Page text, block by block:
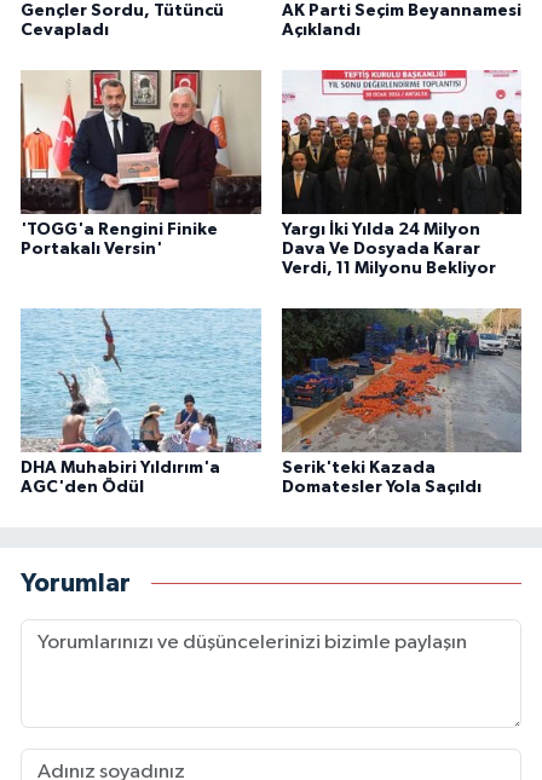
Gençler Sordu, Tütüncü
Cevapladı
AK Parti Seçim Beyannamesi
Açıklandı
'TOGG'a Rengini Finike
Portakalı Versin'
Yargı İki Yılda 24 Milyon
Dava Ve Dosyada Karar
Verdi, 11 Milyonu Bekliyor
DHA Muhabiri Yıldırım'a
AGC'den Ödül
Serik'teki Kazada
Domatesler Yola Saçıldı
Yorumlar